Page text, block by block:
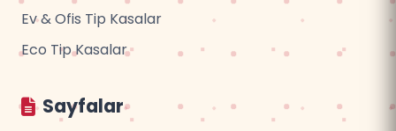
Ev & Ofis Tip Kasalar
Eco Tip Kasalar
Sayfalar